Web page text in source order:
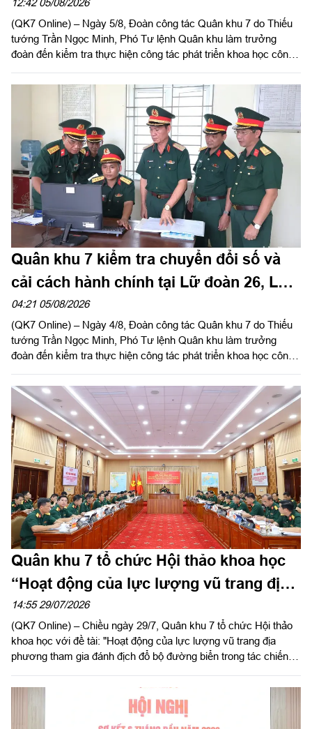
(QK7 Online) – Ngày 5/8, Đoàn công tác Quân khu 7 do Thiếu
tướng Trần Ngọc Minh, Phó Tư lệnh Quân khu làm trưởng
đoàn đến kiểm tra thực hiện công tác phát triển khoa học công
cải cách hành chính tại Kho K75, Cục Hậu cần – Kỹ thuật Quân
Quân khu 7 kiểm tra chuyển đổi số và
cải cách hành chính tại Lữ đoàn 26, Lữ
đoàn 75
04:21 05/08/2026
(QK7 Online) – Ngày 4/8, Đoàn công tác Quân khu 7 do Thiếu
tướng Trần Ngọc Minh, Phó Tư lệnh Quân khu làm trưởng
đoàn đến kiểm tra thực hiện công tác phát triển khoa học công
cải cách hành chính tại Lữ đoàn 26 và Lữ đoàn 75.
Quân khu 7 tổ chức Hội thảo khoa học
“Hoạt động của lực lượng vũ trang địa
phương tham gia đánh địch đổ bộ
đường biển trong tác chiến phòng thủ
Quân khu”
14:55 29/07/2026
(QK7 Online) – Chiều ngày 29/7, Quân khu 7 tổ chức Hội thảo
khoa học với đề tài: "Hoạt động của lực lượng vũ trang địa
phương tham gia đánh địch đổ bộ đường biển trong tác chiến
Chấp hành Trung ương Đảng, Ủy viên Quân ủy Trung ương,
Phó Bí thư Đảng ủy, Tư lệnh Quân khu, Chủ nhiệm đề tài chủ